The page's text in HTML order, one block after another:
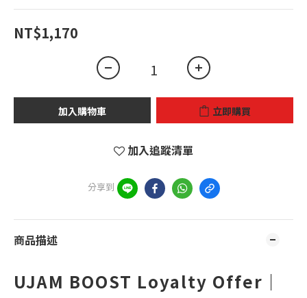
NT$1,170
加入購物車 立即購買
加入追蹤清單
分享到
商品描述
UJAM BOOST Loyalty Offer｜